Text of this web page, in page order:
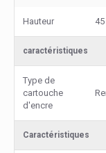
Hauteur
caractéristiques
Type de
cartouche
d'encre
Caractéristiques